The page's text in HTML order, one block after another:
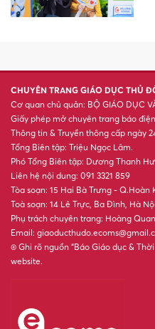
CHUYÊN TRANG GIÁO DỤC THỦ
Cơ quan chủ quản: BỘ GIÁO DỤC
Giấy phép mở chuyên trang báo
Thông tin & Truyền thông cấp ngày
Tổng Biên tập: Triệu Ngọc Lâm.
Phó Tổng Biên tập: Dương Thanh
Liên hệ nội dung: 091 3321 859
Tòa soạn: 15 Hai Bà Trưng - Q.Hoàn
Toà soạn: 14 Lê Trực, Ba Đình, Hà Nội
Phụ trách chuyên trang: Hoàng
Email:
® Ghi rõ nguồn “Báo Giáo dục &
website.